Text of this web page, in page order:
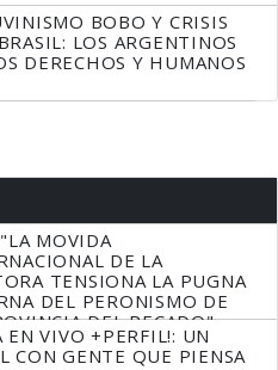
BOBO Y CRISIS
LOS ARGENTINOS
DERECHOS Y HUMANOS
MOVIDA
DE LA
TENSIONA LA PUGNA
DEL PERONISMO DE
DEL PECADO"
EN VIVO +PERFIL!: UN
CON GENTE QUE PIENSA